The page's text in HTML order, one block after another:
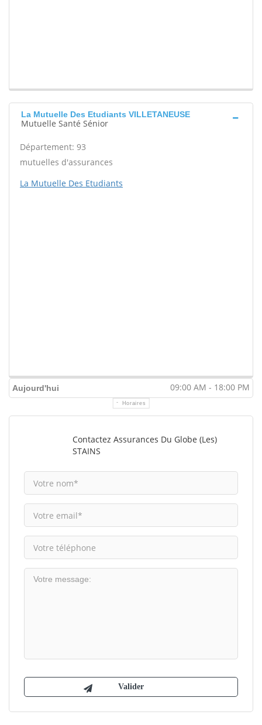
La Mutuelle Des Etudiants VILLETANEUSE
Mutuelle Santé Sénior
Département: 93
mutuelles d'assurances
La Mutuelle Des Etudiants
Aujourd'hui 09:00 AM - 18:00 PM
Horaires
Contactez Assurances Du Globe (Les)
STAINS